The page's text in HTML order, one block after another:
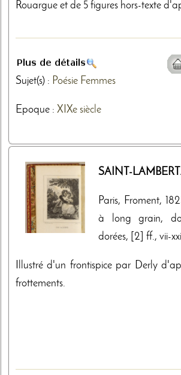
Rouargue et de 5 figures hors-texte
Sujet(s) : Poésie Femmes
Epoque : XIXe siècle
SAINT-
Paris, Froment,
à long grain,
dorées, [2] ff., vii-
Illustré d'un frontispice par Derly
frottements.